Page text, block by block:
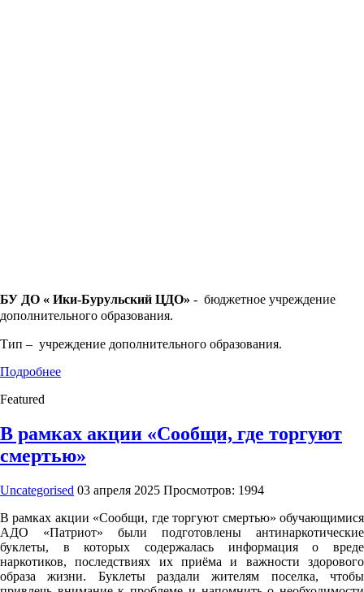
БУ ДО « Ики-Бурульский ЦДО» - бюджетное учреждение
дополнительного образования.
Тип – учреждение дополнительного образования.
Подробнее
Featured
В рамках акции «Сообщи, где торгуют
смертью»
Uncategorised 03 апреля 2025 Просмотров: 1994
В рамках акции «Сообщи, где торгуют смертью» обучающимися
АДО «Патриот» были подготовлены антинаркотические
буклеты, в которых содержалась информация о вреде
наркотиков, последствиях их приёма и важности здорового
образа жизни. Буклеты раздали жителям поселка, чтобы